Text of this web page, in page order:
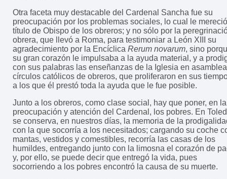
Otra faceta muy destacable del Cardenal Sancha fue su
preocupación por los problemas sociales, lo cual le
título de Obispo de los obreros; y no sólo por la
obrera, que llevó a Roma, para testimoniar a León XIII su
agradecimiento por la Encíclica Rerum novarum, sino
su gran corazón le impulsaba a la ayuda material, y a
con sus palabras las enseñanzas de la Iglesia en
círculos católicos de obreros, que proliferaron en sus
a los que él prestó toda la ayuda que le fue posible.
Junto a los obreros, como clase social, hay que poner, en la
preocupación y atención del Cardenal, los pobres. En
se conserva, en nuestros días, la memoria de la
con la que socorría a los necesitados; cargando su coche
mantas, vestidos y comestibles, recorría las casas de los
humildes, entregando junto con la limosna el corazón de
y, por ello, se puede decir que entregó la vida, pues
socorriendo a los pobres encontró la causa de su muerte.